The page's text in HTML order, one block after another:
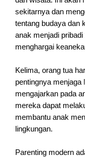
sekitarnya dan
tentang budaya dan
anak menjadi
menghargai
Kelima, orang tua
pentingnya menjaga
mengajarkan pada
mereka dapat
membantu anak
lingkungan.
Parenting modern